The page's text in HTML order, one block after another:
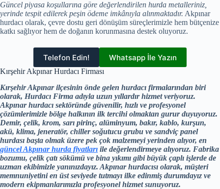
Güncel piyasa koşullarına göre değerlendirilen hurda metalleriniz,
yerinde tespit edilerek peşin ödeme imkânıyla alınmaktadır. Akpınar
hurdacı olarak, çevre dostu geri dönüşüm süreçlerimizle hem bütçenize
katkı sağlıyor hem de doğanın korunmasına destek oluyoruz.
Telefon Edin! Whatsapp İle Yazın
Kırşehir Akpınar Hurdacı Firması
Kırşehir Akpınar ilçesinin önde gelen hurdacı firmalarından biri
olarak, Hurdacı Firma adıyla uzun yıllardır hizmet veriyoruz.
Akpınar hurdacı sektöründe güvenilir, hızlı ve profesyonel
çözümlerimizle bölge halkının ilk tercihi olmaktan gurur duyuyoruz.
Demir, çelik, krom, sarı pirinç, alüminyum, bakır, kablo, kurşun,
akü, klima, jeneratör, chiller soğutucu grubu ve sandviç panel
hurdası başta olmak üzere pek çok malzemeyi yerinden alıyor, en
güncel Akpınar hurda fiyatları ile değerlendirmeye alıyoruz. Fabrika
bozumu, çelik çatı sökümü ve bina yıkımı gibi büyük çaplı işlerde de
uzman ekibimizle yanınızdayız. Akpınar hurdacısı olarak, müşteri
memnuniyetini en üst seviyede tutmayı ilke edinmiş durumdayız ve
modern ekipmanlarımızla profesyonel hizmet sunuyoruz.